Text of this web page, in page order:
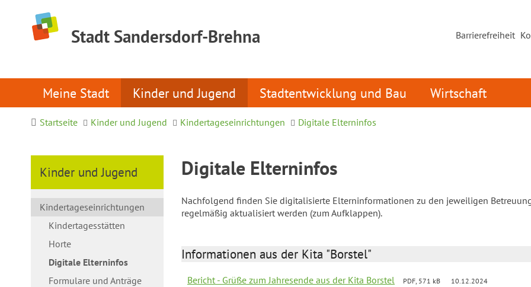
Stadt Sandersdorf-Brehna Barrierefreiheit
Meine Stadt Kinder und Jugend Stadtentwicklung und Bau Wirtschaft
Startseite Kinder und Jugend Kindertageseinrichtungen Digitale Elterninfos
Kinder und Jugend
Kindertageseinrichtungen
Kindertagesstätten
Horte
Digitale Elterninfos
Formulare und Anträge
Digitale Elterninfos
Nachfolgend finden Sie digitalisierte Elterninformationen zu den jeweiligen
regelmäßig aktualisiert werden (zum Aufklappen).
Informationen aus der Kita "Borstel"
Bericht - Grüße zum Jahresende aus der Kita Borstel PDF, 571 kB 10.12.2024